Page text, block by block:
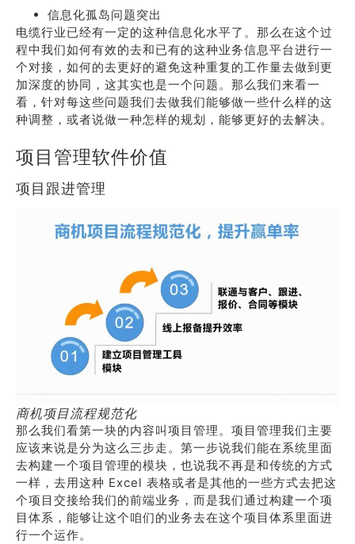
信息化孤岛问题突出
电缆行业已经有一定的这种信息化水平了。那么在这个过
程中我们如何有效的去和已有的这种业务信息平台进行一
个对接，如何的去更好的避免这种重复的工作量去做到更
加深度的协同，这其实也是一个问题。那么我们来看一
看，针对每这些问题我们去做我们能够做一些什么样的这
种调整，或者说做一种怎样的规划，能够更好的去解决。
项目管理软件价值
项目跟进管理
商机项目流程规范化
那么我们看第一块的内容叫项目管理。项目管理我们主要
应该来说是分为这么三步走。第一步说我们能在系统里面
去构建一个项目管理的模块，也说我不再是和传统的方式
一样，去用这种 Excel 表格或者是其他的一些方式去把这
个项目交接给我们的前端业务，而是我们通过构建一个项
目体系，能够让这个咱们的业务去在这个项目体系里面进
行一个运作。